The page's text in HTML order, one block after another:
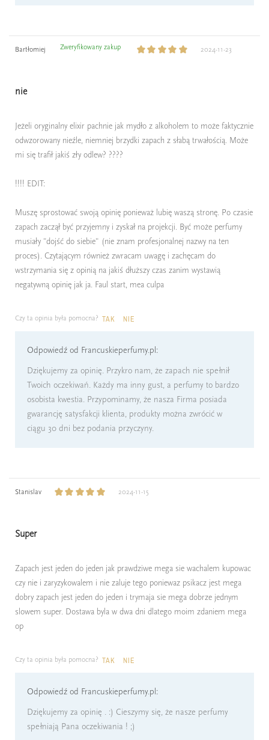
Bartłomiej Zweryfikowany zakup 2024-11-23
nie
Jeżeli oryginalny elixir pachnie jak mydło z alkoholem to może faktycznie
odwzorowany nieźle, niemniej brzydki zapach z słabą trwałością. Może
mi się trafił jakiś zły odlew? ????
!!!! EDIT:
Muszę sprostować swoją opinię ponieważ lubię waszą stronę. Po czasie
zapach zaczął być przyjemny i zyskał na projekcji. Być może perfumy
musiały "dojść do siebie" (nie znam profesjonalnej nazwy na ten
proces). Czytającym również zwracam uwagę i zachęcam do
wstrzymania się z opinią na jakiś dłuższy czas zanim wystawią
negatywną opinię jak ja. Faul start, mea culpa
Czy ta opinia była pomocna? TAK NIE
Odpowiedź od Francuskieperfumy.pl:
Dziękujemy za opinię. Przykro nam, że zapach nie spełnił
Twoich oczekiwań. Każdy ma inny gust, a perfumy to bardzo
osobista kwestia. Przypominamy, że nasza Firma posiada
gwarancję satysfakcji klienta, produkty można zwrócić w
ciągu 30 dni bez podania przyczyny.
Stanislav 2024-11-15
Super
Zapach jest jeden do jeden jak prawdziwe mega sie wachalem kupowac
czy nie i zaryzykowalem i nie zaluje tego poniewaz psikacz jest mega
dobry zapach jest jeden do jeden i trymaja sie mega dobrze jednym
slowem super. Dostawa byla w dwa dni dlatego moim zdaniem mega
op
Czy ta opinia była pomocna? TAK NIE
Odpowiedź od Francuskieperfumy.pl:
Dziękujemy za opinię . :) Cieszymy się, że nasze perfumy
spełniają Pana oczekiwania ! ;)